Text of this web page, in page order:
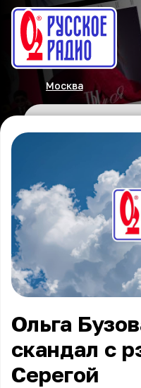
Москва
Ольга
скандал с
Серегой